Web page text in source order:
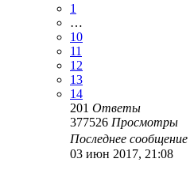
1
…
10
11
12
13
14
201 Ответы
377526 Просмотры
Последнее сообщение
03 июн 2017, 21:08